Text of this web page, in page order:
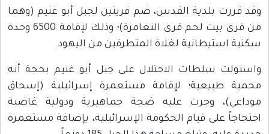
وقد قررت بلدية القدس، ضم قريتين لجبل أبو غنيم (وهما
من قرى بيت لحم قرى التعامرة)؛ وذلك لإقامة 6500 وحدة
سكنية استيطانية لغلاة المتطرفين من اليهود.
واستولت سلطات الاحتلال على جبل أبو غنيم بحجة أنه
محمية طبيعية؛ لإقامة مستعمرة إسرائيلية (إسحاق
موداعي)، وجرت عليه ضجة جماهيرية ودولية غاضبة
احتجاجاً على قيام الحكومة الإسرائيلية، بإضافة مستعمرة